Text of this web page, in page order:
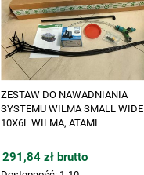
ZESTAW DO NAWADNIANIA
SYSTEMU WILMA SMALL WIDE
10X6L WILMA, ATAMI
291,84 zł brutto